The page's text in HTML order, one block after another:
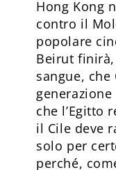
Hong Kong
contro il
popolare
Beirut
sangue, che
che l’Egitto
il Cile deve
solo per
perché,